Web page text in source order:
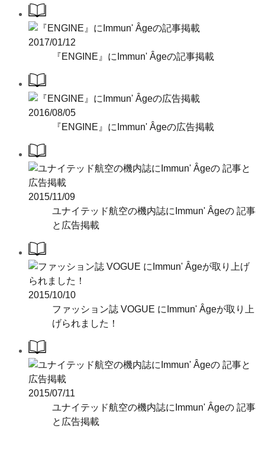
2017/01/12
『ENGINE』にImmun' Âgeの記事掲載
2016/08/05
『ENGINE』にImmun' Âgeの広告掲載
2015/11/09
ユナイテッド航空の機内誌にImmun' Âgeの 記事
と広告掲載
2015/10/10
ファッション誌 VOGUE にImmun' Âgeが取り上
げられました！
2015/07/11
ユナイテッド航空の機内誌にImmun' Âgeの 記事
と広告掲載